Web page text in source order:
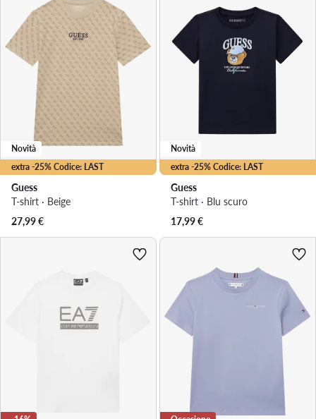
extra -25% Codice: LAST
Novità
Guess
T-shirt · Beige
27,99€
extra -25% Codice: LAST
Novità
Guess
T-shirt · Blu scuro
17,99€